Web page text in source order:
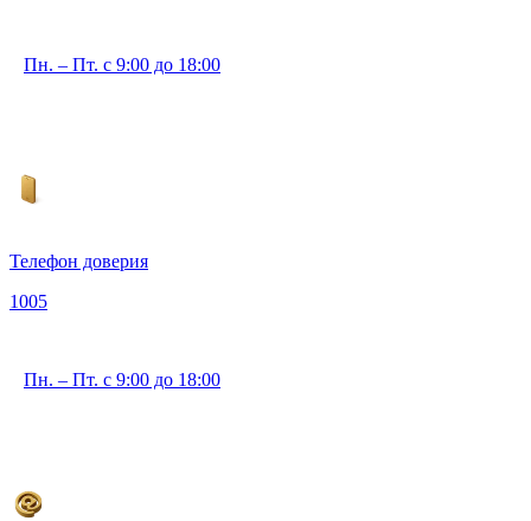
Пн. – Пт. с 9:00 до 18:00
Телефон доверия
1005
Пн. – Пт. с 9:00 до 18:00